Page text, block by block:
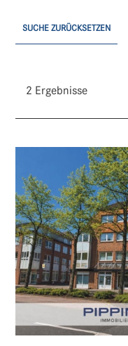
SUCHE ZURÜCKSETZEN
2 Ergebnisse